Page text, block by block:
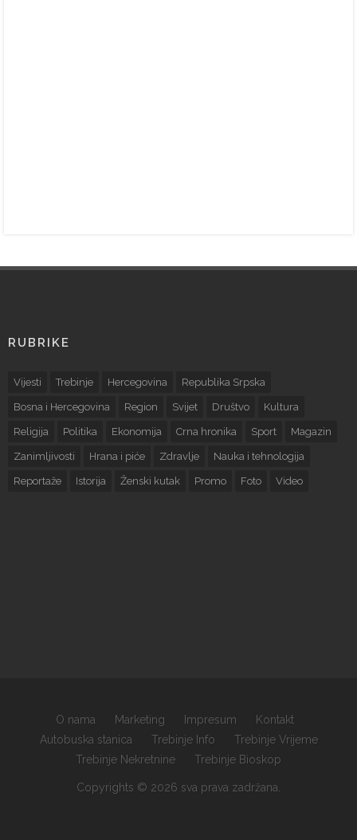
RUBRIKE
Vijesti Trebinje Hercegovina Republika Srpska
Bosna i Hercegovina Region Svijet Društvo Kultura
Religija Politika Ekonomija Crna hronika Sport Magazin
Zanimljivosti Hrana i piće Zdravlje Nauka i tehnologija
Reportaže Istorija Ženski kutak Promo Foto Video
O nama Marketing Impresum
Kontakt
Autobuska stanica
Trebinje Info
Trebinje Vrijeme
Trebinje Nekretnine
Trebinje Bioskop
Copyrights © 2026 sva prava zadržana.